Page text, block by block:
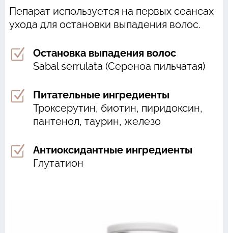
Пепарат используется на первых сеансах
ухода для остановки выпадения волос.
Z
Остановка выпадения волос
Sabal serrulata (Сереноа пильчатая)
Z
Питательные ингредиенты
Троксерутин, биотин, пиридоксин,
пантенол, таурин, железо
Z
Антиоксидантные ингредиенты
Глутатион